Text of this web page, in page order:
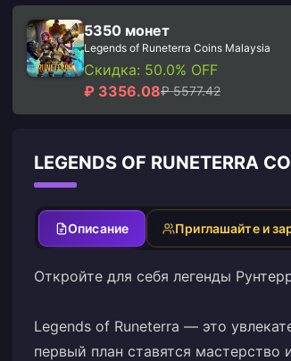
5350 монет
Legends of Runeterra Coins Malaysia
Скидка: 50.0% OFF
₽ 3356.08₽ 5577.42
LEGENDS OF
Описание Приглашайте и
Откройте для себя легенды
Legends of Runeterra — это
первый план ставятся